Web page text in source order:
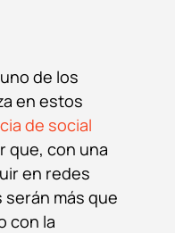
de los
en estos
de social
que, con una
en redes
más que
con la